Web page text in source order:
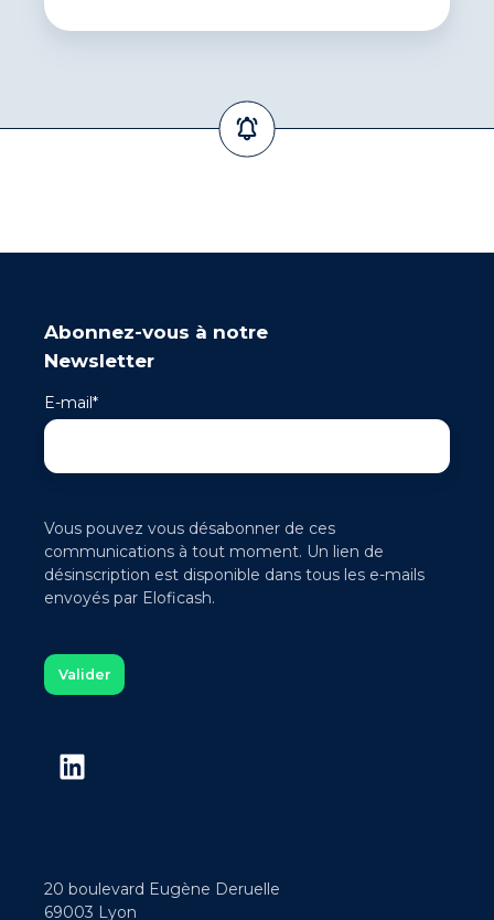
Abonnez-vous à notre
Newsletter
E-mail*
Vous pouvez vous désabonner de ces
communications à tout moment. Un lien de
désinscription est disponible dans tous les e-mails
envoyés par Eloficash.
20 boulevard Eugène Deruelle
69003 Lyon